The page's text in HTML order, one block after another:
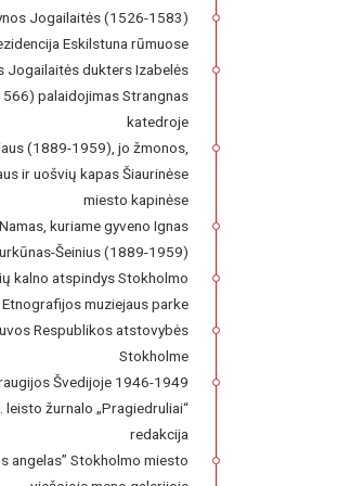
Jogailaitės (1526-1583)
Eskilstuna rūmuose
Jogailaitės dukters Izabelės
palaidojimas Strangnas
katedroje
(1889-1959), jo žmonos,
ir uošvių kapas Šiaurinėse
miesto kapinėse
Namas, kuriame gyveno Ignas
Šeinius (1889-1959)
kalno atspindys Stokholmo
Etnografijos muziejaus parke
Respublikos atstovybės
Stokholme
Švedijoje 1946-1949
leisto žurnalo „Pragiedruliai“
redakcija
angelas” Stokholmo miesto